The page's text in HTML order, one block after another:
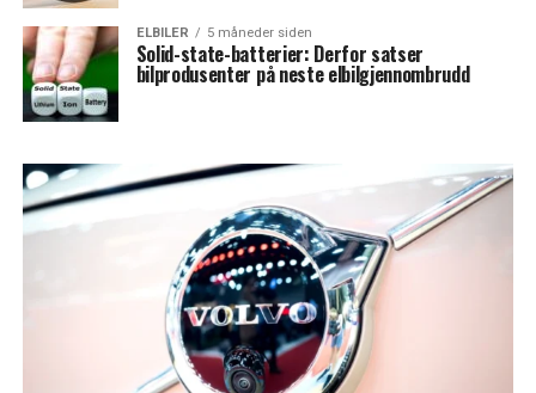
ELBILER 5 måneder siden
Solid-state-batterier: Derfor satser
bilprodusenter på neste elbilgjennombrudd